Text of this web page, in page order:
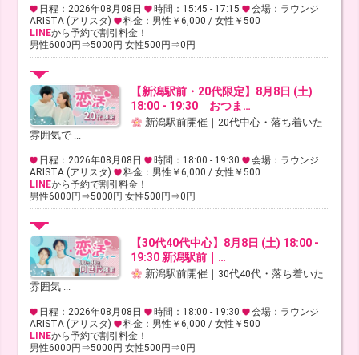
日程：2026年08月08日 時間：15:45 - 17:15
会場：ラウンジ
ARISTA (アリスタ)
料金：男性￥6,000 / 女性￥500
LINEから予約で割引料金！
男性6000円⇒5000円 女性500円⇒0円
【新潟駅前・20代限定】8月8日 (土)
18:00 - 19:30 おつま…
新潟駅前開催｜20代中心・落ち着いた
雰囲気で ...
日程：2026年08月08日 時間：18:00 - 19:30
会場：ラウンジ
ARISTA (アリスタ)
料金：男性￥6,000 / 女性￥500
LINEから予約で割引料金！
男性6000円⇒5000円 女性500円⇒0円
【30代40代中心】8月8日 (土) 18:00 -
19:30 新潟駅前｜…
新潟駅前開催｜30代40代・落ち着いた
雰囲気 ...
日程：2026年08月08日 時間：18:00 - 19:30
会場：ラウンジ
ARISTA (アリスタ)
料金：男性￥6,000 / 女性￥500
LINEから予約で割引料金！
男性6000円⇒5000円 女性500円⇒0円